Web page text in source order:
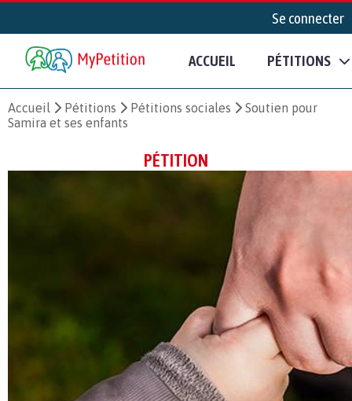
Se connecter
ACCUEIL PÉTITIONS
Accueil Pétitions Pétitions sociales
Soutien pour
Samira et ses enfants
PÉTITION